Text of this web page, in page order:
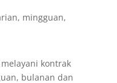
mingguan,
kontrak
bulanan dan